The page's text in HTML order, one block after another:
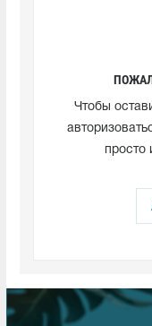
Чтобы
просто